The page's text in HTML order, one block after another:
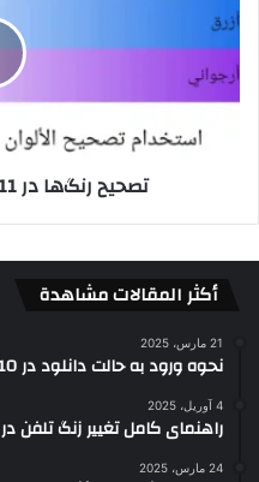
تصحیح رنگ‌ها در Xiaomi Redmi Note 11
أكثر المقالات مشاهدة
21 مارس، 2025
نحوه ورود به حالت دانلود در Samsung Galaxy A10
4 آوریل، 2025
راهنمای کامل تغییر زنگ تلفن در Samsung Galaxy A10
24 مارس، 2025